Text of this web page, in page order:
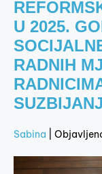
U 2025.
RADNIH
Sabina